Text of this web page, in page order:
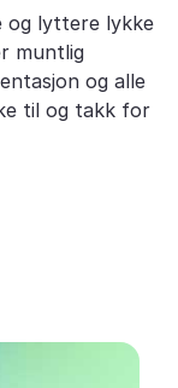
og lyttere lykke
muntlig
og alle
til og takk for